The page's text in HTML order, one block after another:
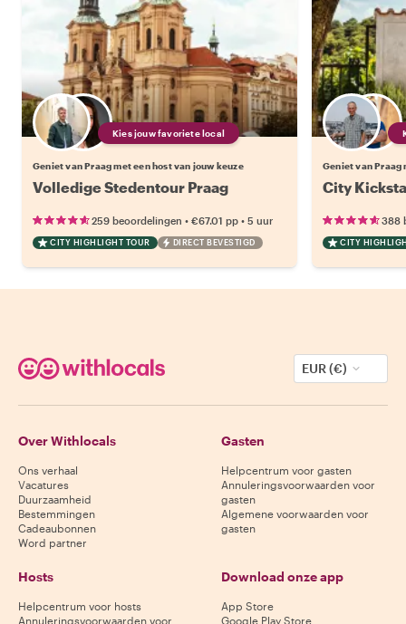
Kies jouw favoriete local
Geniet van Praag met een host van jouw keuze
Volledige Stedentour Praag
259 beoordelingen • €67.01 pp • 5 uur
CITY HIGHLIGHT TOUR DIRECT BEVESTIGD
Geniet van Praag
City
388
CITY
EUR (€)
Over Withlocals
Ons verhaal
Vacatures
Duurzaamheid
Bestemmingen
Cadeaubonnen
Word partner
Gasten
Helpcentrum voor gasten
Annuleringsvoorwaarden voor
gasten
Algemene voorwaarden voor
gasten
Hosts
Helpcentrum voor hosts
Annuleringsvoorwaarden voor
Download onze app
App Store
Google Play Store